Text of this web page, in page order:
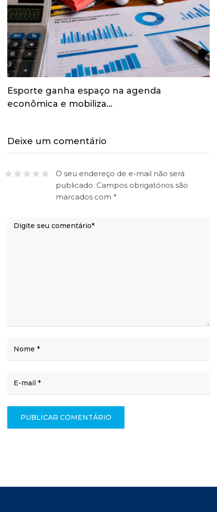
Esporte ganha espaço na agenda
econômica e mobiliza…
Deixe um comentário
O seu endereço de e-mail não será
publicado. Campos obrigatórios são
marcados com *